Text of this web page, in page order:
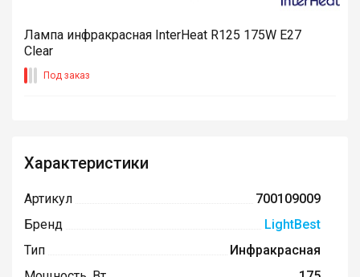
Лампа инфракрасная InterHeat R125 175W E27
Clear
Под заказ
Характеристики
Артикул
700109009
Бренд
LightBest
Тип
Инфракрасная